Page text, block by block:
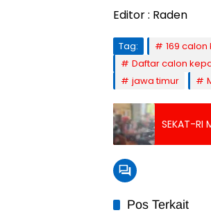
Editor : Raden
Tag: 169
Daftar calon
jawa timur
SEKAT-
Pos Terkait